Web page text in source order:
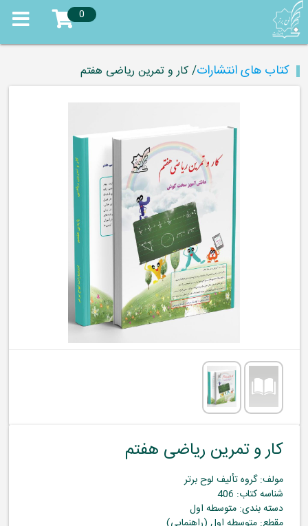
0
کتاب های انتشارات/ کار و تمرین ریاضی هفتم
کار و تمرین ریاضی هفتم
مولف: گروه تألیف لوح برتر
شناسه کتاب: 406
دسته بندی: متوسطه اول